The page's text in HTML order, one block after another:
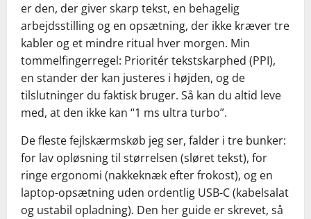
er den, der giver skarp tekst, en behagelig
arbejdsstilling og en opsætning, der ikke kræver tre
kabler og et mindre ritual hver morgen. Min
tommelfingerregel: Prioritér tekstskarphed (PPI),
en stander der kan justeres i højden, og de
tilslutninger du faktisk bruger. Så kan du altid leve
med, at den ikke kan “1 ms ultra turbo”.
De fleste fejlskærmskøb jeg ser, falder i tre bunker:
for lav opløsning til størrelsen (sløret tekst), for
ringe ergonomi (nakkeknæk efter frokost), og en
laptop-opsætning uden ordentlig USB-C (kabelsalat
og ustabil opladning). Den her guide er skrevet, så